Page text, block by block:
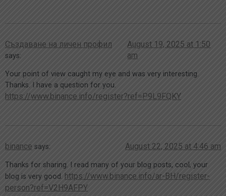
Създаване на личен профил
says:
August 19, 2025 at 1:50
am
Your point of view caught my eye and was very interesting.
Thanks. I have a question for you.
https://www.binance.info/register?ref=P9L9FQKY
binance says: August 22, 2025 at 4:46 am
Thanks for sharing. I read many of your blog posts, cool, your
blog is very good. https://www.binance.info/ar-BH/register-
person?ref=V2H9AFPY